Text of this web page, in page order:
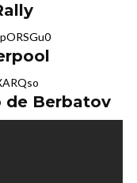
de Berbatov